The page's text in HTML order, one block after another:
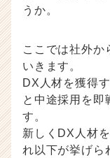
うか。
ここでは社外か
いきます。
DX人材を獲得
と中途採用を即
す。
新しくDX人材
れ以下が挙げら